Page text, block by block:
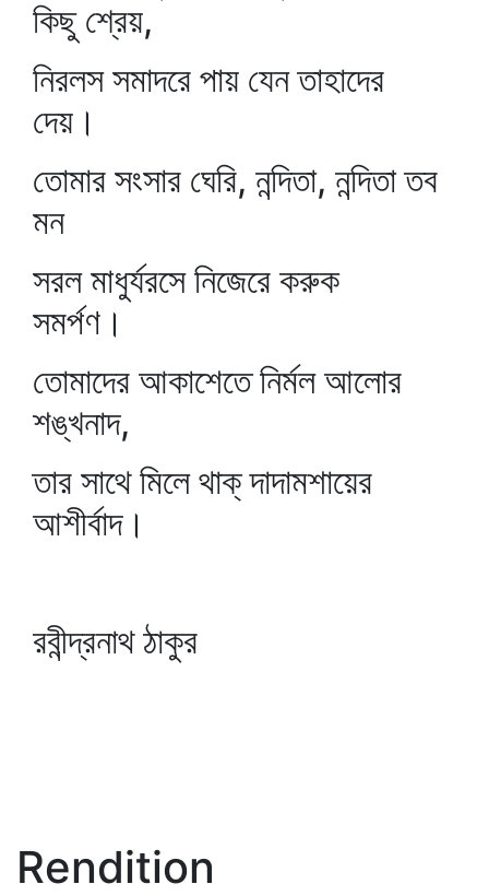
কিছু শ্রেয়,
নিরলস সমাদরে পায় যেন তাহাদের
দেয়।
তোমার সংসার ঘেরি, নন্দিতা, নন্দিতা তব
মন
সরল মাধুর্যরসে নিজেরে করুক
সমর্পণ।
তোমাদের আকাশেতে নির্মল আলোর
শঙ্খনাদ,
তার সাথে মিলে থাক্ দাদামশায়ের
আশীর্বাদ।
রবীন্দ্রনাথ ঠাকুর
Rendition